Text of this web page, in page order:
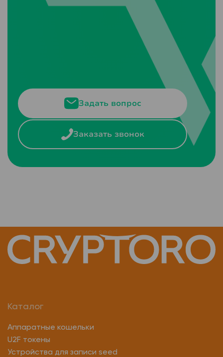
Задать вопрос
Заказать звонок
Каталог
Аппаратные кошельки
U2F токены
Устройства для записи seed